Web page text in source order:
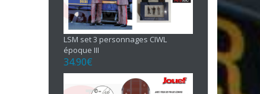
LSM set 3 personnages CIWL
époque III
34.90€